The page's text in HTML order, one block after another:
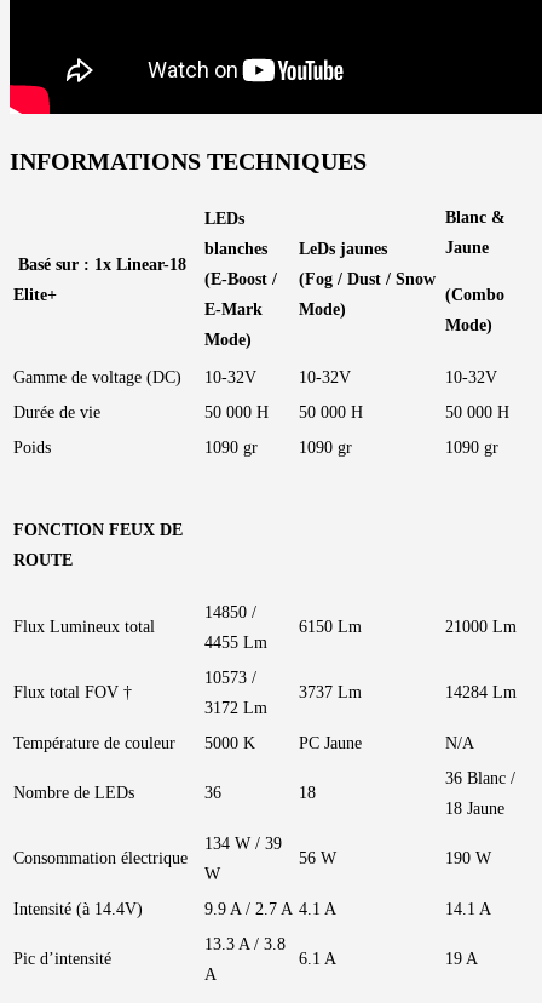
INFORMATIONS TECHNIQUES
Basé sur : 1x Linear-18
Elite+
LEDs
blanches
(E-Boost /
E-Mark
Mode)
LeDs jaunes
(Fog / Dust / Snow
Mode)
Blanc &
Jaune
(Combo
Mode)
Gamme de voltage (DC) 10-32V 10-32V
10-32V
Durée de vie
50 000 H 50 000 H
50 000 H
Poids
1090 gr 1090 gr 1090 gr
FONCTION FEUX DE
ROUTE
Flux Lumineux total
14850 /
4455 Lm
6150 Lm 21000 Lm
Flux total FOV †
10573 /
3172 Lm
3737 Lm 14284 Lm
Température de couleur 5000 K PC Jaune N/A
Nombre de LEDs 36 18
36 Blanc /
18 Jaune
Consommation électrique
134 W / 39
W
56 W 190 W
Intensité (à 14.4V) 9.9 A / 2.7 A 4.1 A 14.1 A
Pic d’intensité
13.3 A / 3.8
A
6.1 A 19 A